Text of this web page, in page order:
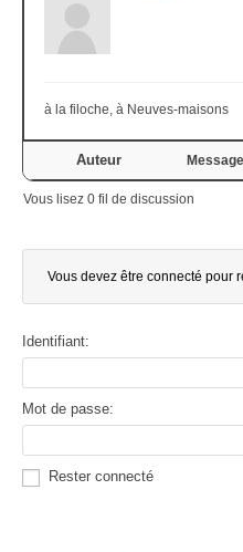
à la filoche, à Neuves-maisons
Auteur
Vous lisez 0 fil de discussion
Vous devez être connecté pour
Identifiant:
Mot de passe:
Rester connecté